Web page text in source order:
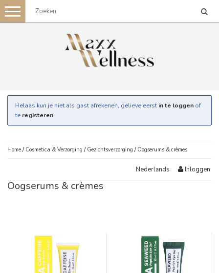
Toggle
navigation
Helaas kun je niet als gast afrekenen, gelieve eerst in te loggen of
te registeren.
Home / Cosmetica & Verzorging / Gezichtsverzorging / Oogserums & crèmes
Nederlands Inloggen
Oogserums & crèmes